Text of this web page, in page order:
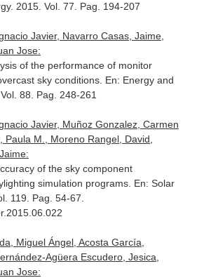
. 2015. Vol. 77. Pag. 194-207
Javier, Navarro Casas, Jaime,
Jose:
of the performance of monitor
sky conditions. En: Energy and
88. Pag. 248-261
Javier, Muñoz Gonzalez, Carmen
Paula M., Moreno Rangel, David,
of the sky component
simulation programs. En: Solar
119. Pag. 54-67.
Miguel Ángel, Acosta García,
Agüera Escudero, Jesica,
Jose: